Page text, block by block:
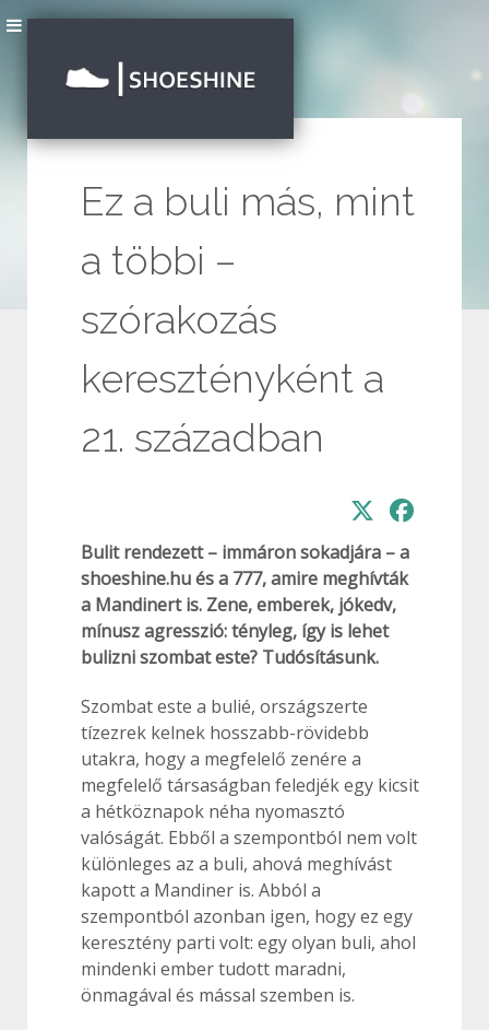
Ez a buli más, mint
a többi –
szórakozás
keresztényként a
21. században
Bulit rendezett – immáron sokadjára – a
shoeshine.hu és a 777, amire meghívták
a Mandinert is. Zene, emberek, jókedv,
mínusz agresszió: tényleg, így is lehet
bulizni szombat este? Tudósításunk.
Szombat este a bulié, országszerte
tízezrek kelnek hosszabb-rövidebb
utakra, hogy a megfelelő zenére a
megfelelő társaságban feledjék egy kicsit
a hétköznapok néha nyomasztó
valóságát. Ebből a szempontból nem volt
különleges az a buli, ahová meghívást
kapott a Mandiner is. Abból a
szempontból azonban igen, hogy ez egy
keresztény parti volt: egy olyan buli, ahol
mindenki ember tudott maradni,
önmagával és mással szemben is.